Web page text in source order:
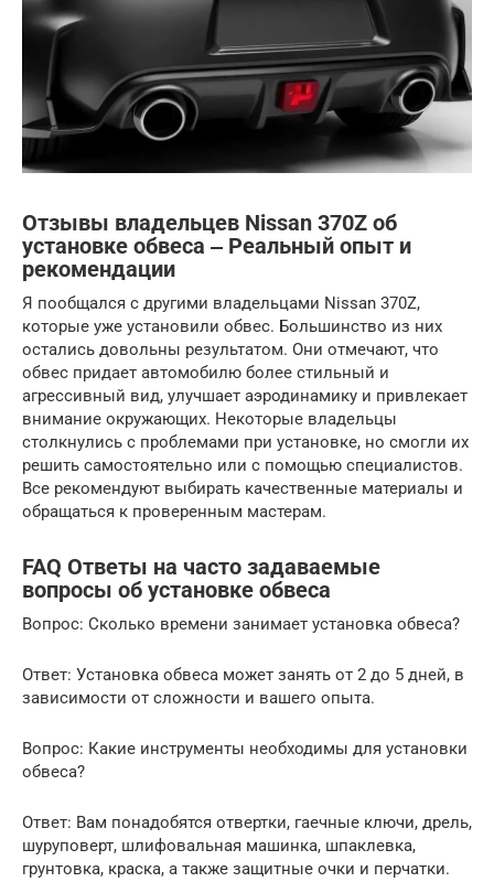
Отзывы владельцев Nissan 370Z об
установке обвеса ‒ Реальный опыт и
рекомендации
Я пообщался с другими владельцами Nissan 370Z,
которые уже установили обвес. Большинство из них
остались довольны результатом. Они отмечают, что
обвес придает автомобилю более стильный и
агрессивный вид, улучшает аэродинамику и привлекает
внимание окружающих. Некоторые владельцы
столкнулись с проблемами при установке, но смогли их
решить самостоятельно или с помощью специалистов.
Все рекомендуют выбирать качественные материалы и
обращаться к проверенным мастерам.
FAQ Ответы на часто задаваемые
вопросы об установке обвеса
Вопрос: Сколько времени занимает установка обвеса?
Ответ: Установка обвеса может занять от 2 до 5 дней, в
зависимости от сложности и вашего опыта.
Вопрос: Какие инструменты необходимы для установки
обвеса?
Ответ: Вам понадобятся отвертки, гаечные ключи, дрель,
шуруповерт, шлифовальная машинка, шпаклевка,
грунтовка, краска, а также защитные очки и перчатки.